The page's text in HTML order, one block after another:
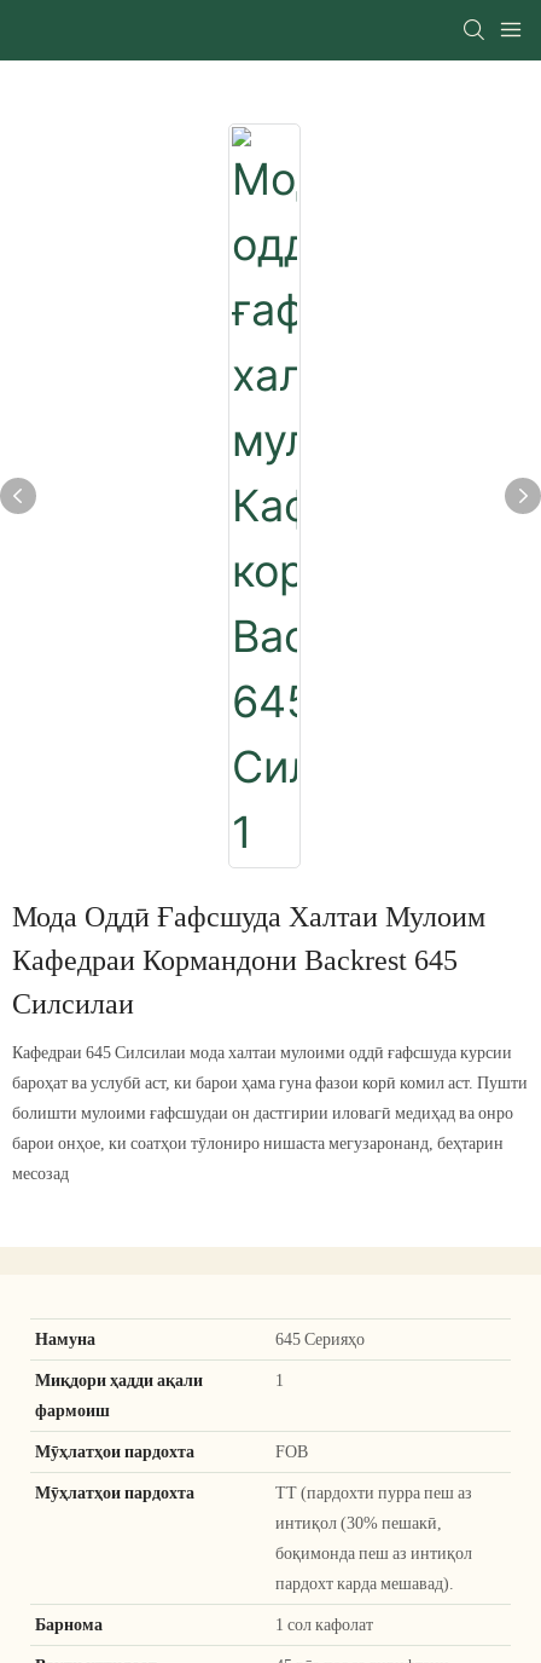
Мода Оддӣ Ғафсшуда Халтаи Мулоим
Кафедраи Кормандони Backrest 645
Силсилаи
Кафедраи 645 Силсилаи мода халтаи мулоими оддӣ ғафсшуда курсии
бароҳат ва услубӣ аст, ки барои ҳама гуна фазои корӣ комил аст. Пушти
болишти мулоими ғафсшудаи он дастгирии иловагӣ медиҳад ва онро
барои онҳое, ки соатҳои тӯлониро нишаста мегузаронанд, беҳтарин
месозад
Намуна 645 Серияҳо
Миқдори ҳадди ақали
фармоиш
1
Мӯҳлатҳои пардохта FOB
Мӯҳлатҳои пардохта
TT (пардохти пурра пеш аз
интиқол (30% пешакӣ,
боқимонда пеш аз интиқол
пардохт карда мешавад).
Барнома 1 сол кафолат